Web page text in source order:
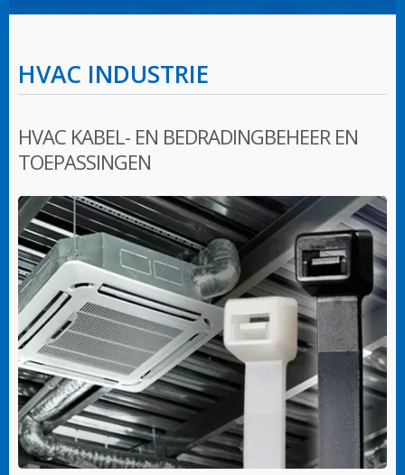
HVAC INDUSTRIE
HVAC KABEL- EN BEDRADINGBEHEER EN
TOEPASSINGEN